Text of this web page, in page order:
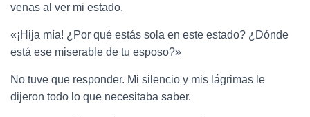
venas al ver mi estado.
«¡Hija mía! ¿Por qué estás sola en este estado? ¿Dónde
está ese miserable de tu esposo?»
No tuve que responder. Mi silencio y mis lágrimas le
dijeron todo lo que necesitaba saber.